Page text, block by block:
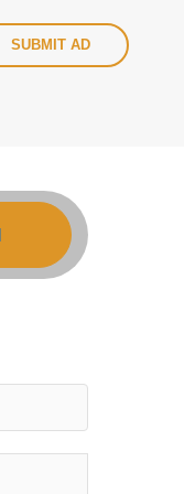
SUBMIT AD